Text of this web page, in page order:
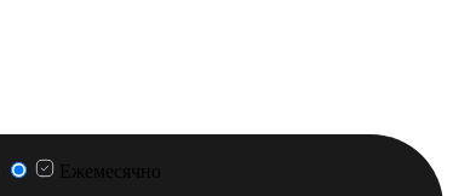
Ежемесячно